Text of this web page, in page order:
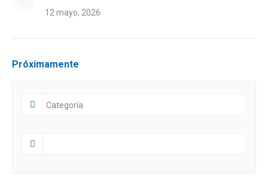
12 mayo, 2026
Próximamente